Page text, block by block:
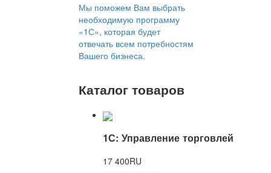
Мы поможем Вам выбрать
необходимую программу
«1С», которая будет
отвечать всем потребностям
Вашего бизнеса.
Каталог товаров
1С: Управление торговлей
17 400RU